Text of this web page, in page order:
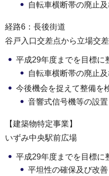
自転車横断帯の廃止
経路6：長後街道
谷戸入口交差点から立場交
平成29年度までを目標に
自転車横断帯の廃止
今後機会を捉えて整備を
音響式信号機等の設置
【建築物特定事業】
いずみ中央駅前広場
平成29年度までを目標に
平坦性の確保及び改善